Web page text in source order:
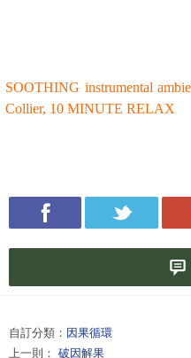
SOOTHING instrumental
Collier, 10 MINUTE RELAX
自訂分類： 因果循環
上一則： 破因解果